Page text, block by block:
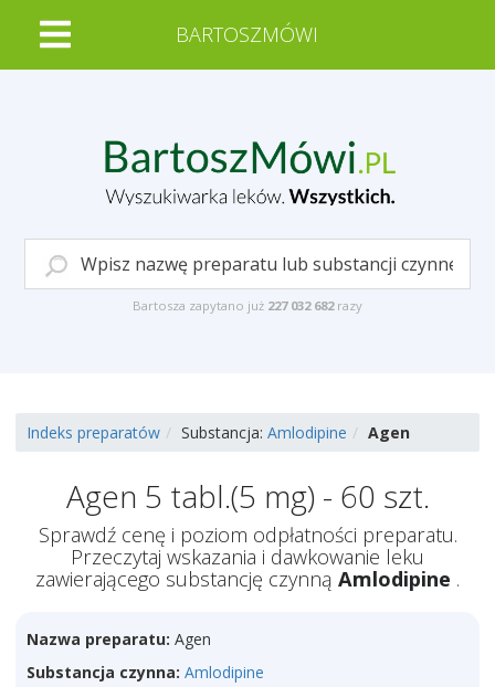
BARTOSZMÓWI
Bartosza zapytano już 227 032 682 razy
Indeks preparatów Substancja: Amlodipine Agen
Agen 5 tabl.(5 mg) - 60 szt.
Sprawdź cenę i poziom odpłatności preparatu.
Przeczytaj wskazania i dawkowanie leku
zawierającego substancję czynną Amlodipine .
Nazwa preparatu: Agen
Substancja czynna: Amlodipine